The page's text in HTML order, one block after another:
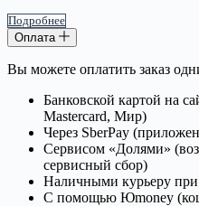
Подробнее
Оплата
Вы можете оплатить заказ
Банковской картой на
Mastercard, Мир)
Через SberPay
Сервисом «Долями»
сервисный сбор)
Наличными курьеру при
С помощью Юmoney